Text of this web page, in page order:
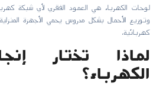
لوحات الكهرباء هي العمود الفقري لأي شبكة
وتوزيع الأحمال بشكل مدروس يحمي الأجهزة المنزلية
كهربائية.
لماذا تختار
الكهرباء؟